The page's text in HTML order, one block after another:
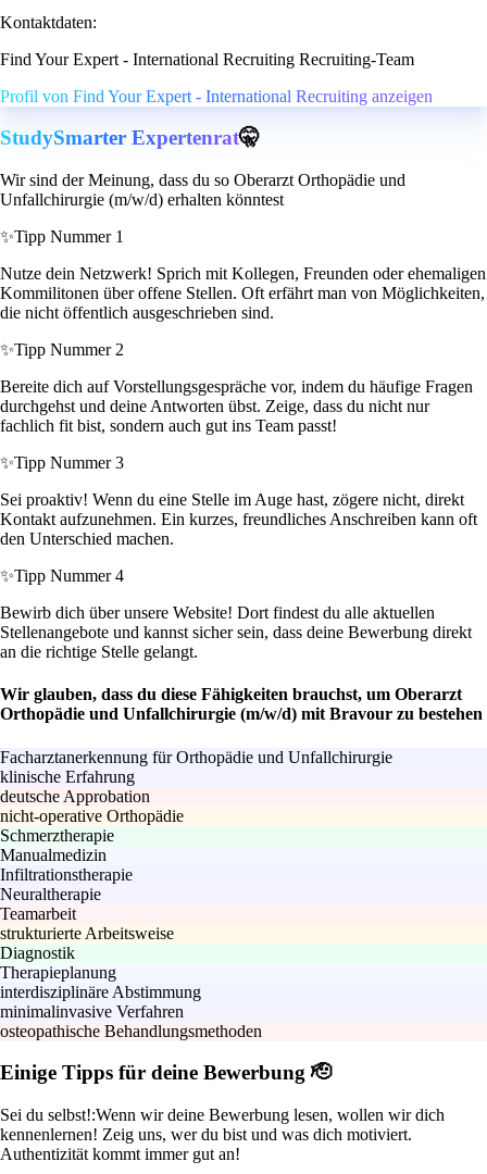
Kontaktdaten:
Find Your Expert - International Recruiting Recruiting-Team
Profil von Find Your Expert - International Recruiting anzeigen
StudySmarter Expertenrat🤫
Wir sind der Meinung, dass du so Oberarzt Orthopädie und
Unfallchirurgie (m/w/d) erhalten könntest
✨Tipp Nummer 1
Nutze dein Netzwerk! Sprich mit Kollegen, Freunden oder ehemaligen
Kommilitonen über offene Stellen. Oft erfährt man von Möglichkeiten,
die nicht öffentlich ausgeschrieben sind.
✨Tipp Nummer 2
Bereite dich auf Vorstellungsgespräche vor, indem du häufige Fragen
durchgehst und deine Antworten übst. Zeige, dass du nicht nur
fachlich fit bist, sondern auch gut ins Team passt!
✨Tipp Nummer 3
Sei proaktiv! Wenn du eine Stelle im Auge hast, zögere nicht, direkt
Kontakt aufzunehmen. Ein kurzes, freundliches Anschreiben kann oft
den Unterschied machen.
✨Tipp Nummer 4
Bewirb dich über unsere Website! Dort findest du alle aktuellen
Stellenangebote und kannst sicher sein, dass deine Bewerbung direkt
an die richtige Stelle gelangt.
Wir glauben, dass du diese Fähigkeiten brauchst, um Oberarzt
Orthopädie und Unfallchirurgie (m/w/d) mit Bravour zu bestehen
Facharztanerkennung für Orthopädie und Unfallchirurgie
klinische Erfahrung
deutsche Approbation
nicht-operative Orthopädie
Schmerztherapie
Manualmedizin
Infiltrationstherapie
Neuraltherapie
Teamarbeit
strukturierte Arbeitsweise
Diagnostik
Therapieplanung
interdisziplinäre Abstimmung
minimalinvasive Verfahren
osteopathische Behandlungsmethoden
Einige Tipps für deine Bewerbung 🫡
Sei du selbst!:Wenn wir deine Bewerbung lesen, wollen wir dich
kennenlernen! Zeig uns, wer du bist und was dich motiviert.
Authentizität kommt immer gut an!